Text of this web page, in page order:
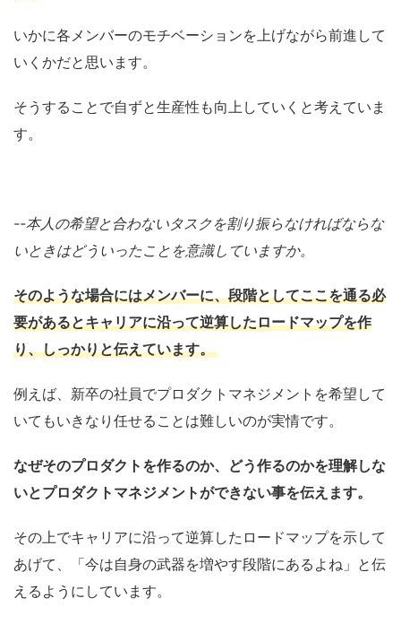
いかに各メンバーのモチベーションを上げながら前進して
いくかだと思います。
そうすることで自ずと生産性も向上していくと考えていま
す。
--本人の希望と合わないタスクを割り振らなければならな
いときはどういったことを意識していますか。
そのような場合にはメンバーに、段階としてここを通る必
要があるとキャリアに沿って逆算したロードマップを作
り、しっかりと伝えています。
例えば、新卒の社員でプロダクトマネジメントを希望して
いてもいきなり任せることは難しいのが実情です。
なぜそのプロダクトを作るのか、どう作るのかを理解しな
いとプロダクトマネジメントができない事を伝えます。
その上でキャリアに沿って逆算したロードマップを示して
あげて、「今は自身の武器を増やす段階にあるよね」と伝
えるようにしています。